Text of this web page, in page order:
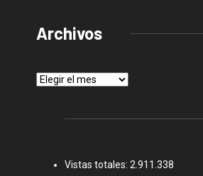
Archivos
Archivos
Vistas totales: 2.911.338